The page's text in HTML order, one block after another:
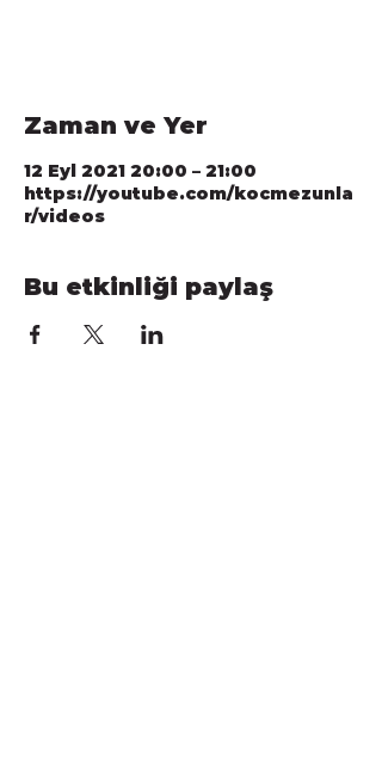
Zaman ve Yer
12 Eyl 2021 20:00 – 21:00
https://youtube.com/kocmezunla
r/videos
Bu etkinliği paylaş